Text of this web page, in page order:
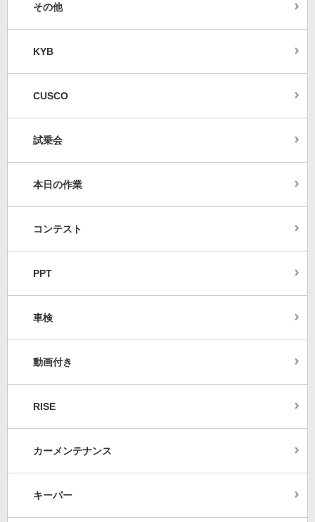
その他
KYB
CUSCO
試乗会
本日の作業
コンテスト
PPT
車検
動画付き
RISE
カーメンテナンス
キーパー